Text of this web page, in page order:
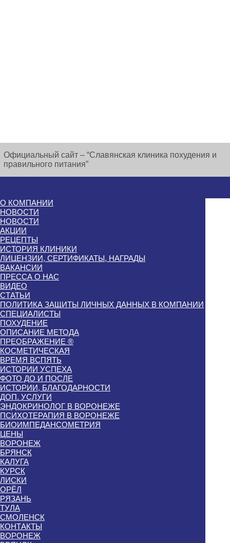
Официальный сайт – “Славянская клиника похудения и
правильного питания”
О КОМПАНИИ
НОВОСТИ
НОВОСТИ
АКЦИИ
РЕЦЕПТЫ
ИСТОРИЯ КЛИНИКИ
ЛИЦЕНЗИИ, СЕРТИФИКАТЫ, НАГРАДЫ
ВАКАНСИИ
ПРЕССА О НАС
ВИДЕО
СТАТЬИ
ПОЛИТИКА ЗАЩИТЫ ЛИЧНЫХ ДАННЫХ В КОМПАНИИ
СПЕЦИАЛИСТЫ
ПОХУДЕНИЕ
ОПИСАНИЕ МЕТОДА
ПРЕОБРАЖЕНИЕ ®
КОСМЕТИЧЕСКАЯ
ВРЕМЯ ВСПЯТЬ
ИСТОРИИ УСПЕХА
ФОТО ДО И ПОСЛЕ
ИСТОРИИ, БЛАГОДАРНОСТИ
ДОП. УСЛУГИ
ЭНДОКРИНОЛОГ В ВОРОНЕЖЕ
ПСИХОТЕРАПИЯ В ВОРОНЕЖЕ
БИОИМПЕДАНСОМЕТРИЯ
ЦЕНЫ
ВОРОНЕЖ
БРЯНСК
КАЛУГА
КУРСК
ЛИСКИ
ОРЁЛ
РЯЗАНЬ
ТУЛА
СМОЛЕНСК
КОНТАКТЫ
ВОРОНЕЖ